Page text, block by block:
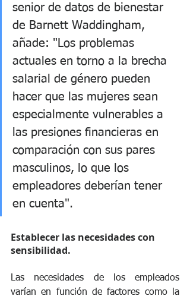
senior de datos de bienestar
de Barnett Waddingham,
añade: "Los problemas
actuales en torno a la brecha
salarial de género pueden
hacer que las mujeres sean
especialmente vulnerables a
las presiones financieras en
comparación con sus pares
masculinos, lo que los
empleadores deberían tener
en cuenta".
Establecer las necesidades con
sensibilidad.
Las necesidades de los empleados
varían en función de factores como la